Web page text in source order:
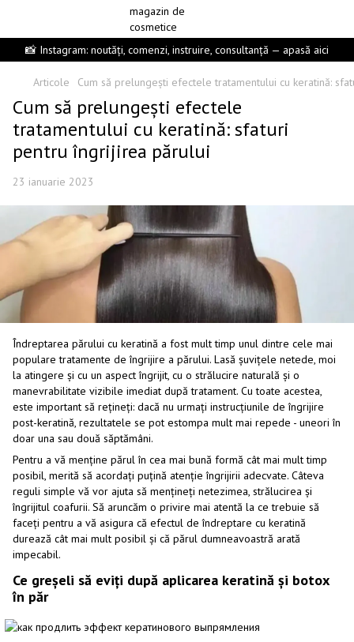
📸 Instagram: noutăți, comenzi, instruire, consultanță — apasă aici
Articole Cum să prelungești efectele tratamentului cu keratină:
Cum să prelungești efectele
tratamentului cu keratină: sfaturi
pentru îngrijirea părului
23 ianuarie 2023
Îndreptarea părului cu keratină a fost mult timp unul dintre cele mai
populare tratamente de îngrijire a părului. Lasă șuvițele netede, moi
la atingere și cu un aspect îngrijit, cu o strălucire naturală și o
manevrabilitate vizibile imediat după tratament. Cu toate acestea,
este important să rețineți: dacă nu urmați instrucțiunile de îngrijire
post-keratină, rezultatele se pot estompa mult mai repede - uneori în
doar una sau două săptămâni.
Pentru a vă menține părul în cea mai bună formă cât mai mult timp
posibil, merită să acordați puțină atenție îngrijirii adecvate. Câteva
reguli simple vă vor ajuta să mențineți netezimea, strălucirea și
îngrijitul coafurii. Să aruncăm o privire mai atentă la ce trebuie să
faceți pentru a vă asigura că efectul de îndreptare cu keratină
durează cât mai mult posibil și că părul dumneavoastră arată
impecabil.
Ce greșeli să eviți după aplicarea keratină și botox
în păr